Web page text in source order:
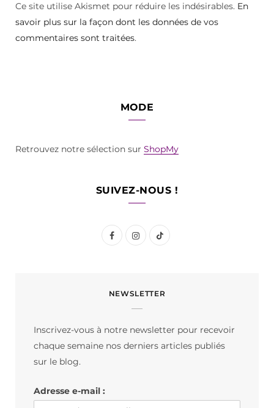
Ce site utilise Akismet pour réduire les indésirables. En
savoir plus sur la façon dont les données de vos
commentaires sont traitées.
MODE
Retrouvez notre sélection sur ShopMy
SUIVEZ-NOUS !
F
e
I
t
m
T
T
NEWSLETTER
Inscrivez-vous à notre newsletter pour recevoir
chaque semaine nos derniers articles publiés
sur le blog.
Adresse e-mail :